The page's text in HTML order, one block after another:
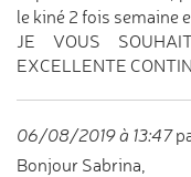
le kiné 2 fois semaine
JE VOUS
EXCELLENTE
06/08/2019 à 13:47
Bonjour Sabrina,